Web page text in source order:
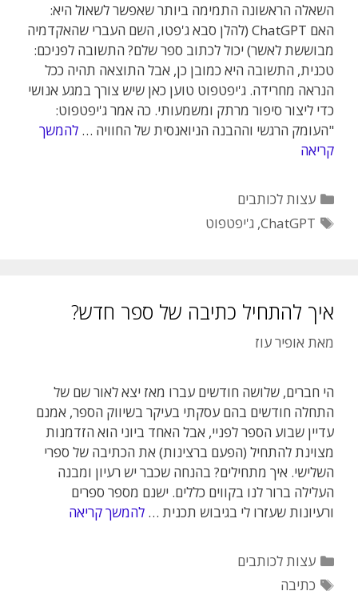
השאלה הראשונה התמימה ביותר שאפשר לשאול היא:
האם ChatGPT (להלן סבא ג'פטו, השם העברי שהאקדמיה
מבוששת לאשר) יכול לכתוב ספר שלם? התשובה לפניכם:
טכנית, התשובה היא כמובן כן, אבל התוצאה תהיה ככל
הנראה מחרידה. ג'יפטפוט טוען כאן שיש צורך במגע אנושי
כדי ליצור סיפור מרתק ומשמעותי. כה אמר ג'יפטפוט:
"העומק הרגשי וההבנה הניואנסית של החוויה … להמשך
קריאה
קטגוריות
עצות לכותבים
תגיות
ChatGPT
, ג'יפטפוט
איך להתחיל כתיבה של ספר חדש?
מאת אופיר עוז
הי חברים, שלושה חודשים עברו מאז יצא לאור שם של
התחלה חודשים בהם עסקתי בעיקר בשיווק הספר, אמנם
עדיין שבוע הספר לפניי, אבל האחד ביוני הוא הזדמנות
מצוינת להתחיל (הפעם ברצינות) את הכתיבה של ספרי
השלישי. איך מתחילים? בהנחה שכבר יש רעיון ומבנה
העלילה ברור לנו בקווים כללים. ישנם מספר ספרים
ורעיונות שעזרו לי בגיבוש תכנית … להמשך קריאה
קטגוריות
עצות לכותבים
תגיות
כתיבה